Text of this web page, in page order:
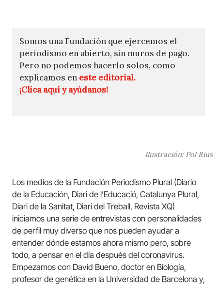
Somos una Fundación que ejercemos el
periodismo en abierto, sin muros de pago.
Pero no podemos hacerlo solos, como
explicamos en este editorial.
¡Clica aquí y ayúdanos!
Ilustración: Pol Rius
Los medios de la Fundación Periodismo Plural (Diario
de la Educación, Diari de l’Educació, Catalunya Plural,
Diari de la Sanitat, Diari del Treball, Revista XQ)
iniciamos una serie de entrevistas con personalidades
de perfil muy diverso que nos pueden ayudar a
entender dónde estamos ahora mismo pero, sobre
todo, a pensar en el día después del coronavirus.
Empezamos con David Bueno, doctor en Biología,
profesor de genética en la Universidad de Barcelona y,